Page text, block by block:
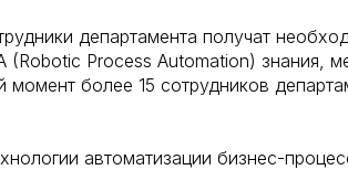
департамента получат
(Robotic Process Automation) знания,
более 15 сотрудников
автоматизации бизнес-